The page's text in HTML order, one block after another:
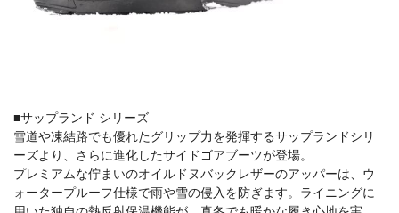
■サップランド シリーズ
雪道や凍結路でも優れたグリップ力を発揮するサップランドシリ
ーズより、さらに進化したサイドゴアブーツが登場。
プレミアムな佇まいのオイルドヌバックレザーのアッパーは、ウ
ォータープルーフ仕様で雨や雪の侵入を防ぎます。ライニングに